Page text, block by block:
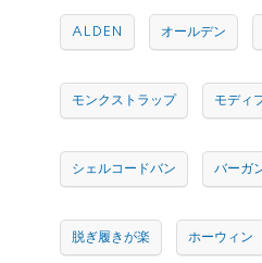
ALDEN オールデン
モンクストラップ モディ
シェルコードバン バーガ
脱ぎ履きが楽 ホーウィン